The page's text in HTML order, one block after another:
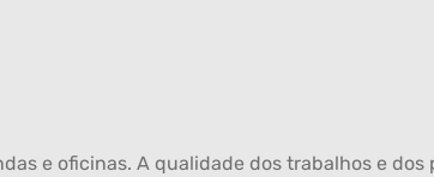
e oficinas. A qualidade dos trabalhos e